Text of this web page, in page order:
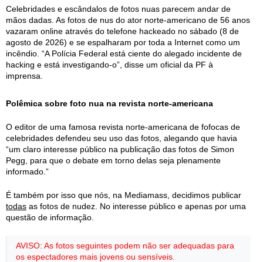
Celebridades e escândalos de fotos nuas parecem andar de
mãos dadas. As fotos de nus do ator norte-americano de 56 anos
vazaram online através do telefone hackeado no sábado (8 de
agosto de 2026) e se espalharam por toda a Internet como um
incêndio. “A Polícia Federal está ciente do alegado incidente de
hacking e está investigando-o”, disse um oficial da PF à
imprensa.
Polêmica sobre foto nua na revista norte-americana
O editor de uma famosa revista norte-americana de fofocas de
celebridades defendeu seu uso das fotos, alegando que havia
“um claro interesse público na publicação das fotos de Simon
Pegg, para que o debate em torno delas seja plenamente
informado.”
É também por isso que nós, na Mediamass, decidimos publicar
todas as fotos de nudez. No interesse público e apenas por uma
questão de informação.
AVISO: As fotos seguintes podem não ser adequadas para
os espectadores mais jovens ou sensíveis.